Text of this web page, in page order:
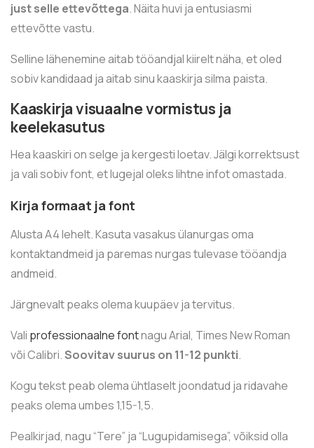
just selle ettevõttega. Näita huvi ja entusiasmi
ettevõtte vastu.
Selline lähenemine aitab tööandjal kiirelt näha, et oled
sobiv kandidaad ja aitab sinu kaaskirja silma paista.
Kaaskirja visuaalne vormistus ja
keelekasutus
Hea kaaskiri on selge ja kergesti loetav. Jälgi korrektsust
ja vali sobiv font, et lugejal oleks lihtne infot omastada.
Kirja formaat ja font
Alusta A4 lehelt. Kasuta vasakus ülanurgas oma
kontaktandmeid ja paremas nurgas tulevase tööandja
andmeid.
Järgnevalt peaks olema kuupäev ja tervitus.
Vali professionaalne fontnagu Arial, Times New Roman
või Calibri.Soovitav suurus on 11-12 punkti.
Kogu tekst peab olema ühtlaselt joondatud ja ridavahe
peaks olema umbes 1,15-1,5.
Pealkirjad, nagu “Tere” ja “Lugupidamisega”, võiksid olla